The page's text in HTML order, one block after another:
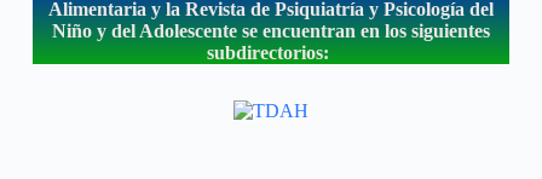
Alimentaria y la Revista de Psiquiatría y Psicología del
Niño y del Adolescente se encuentran en los siguientes
subdirectorios: